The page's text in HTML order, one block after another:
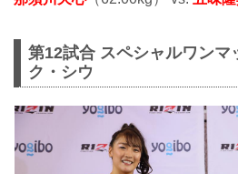
第12試合 スペシャルワン
ク・シウ